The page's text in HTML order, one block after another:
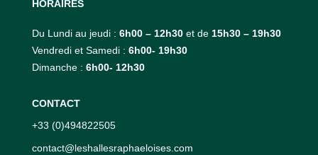
HORAIRES
Du Lundi au jeudi : 6h00 – 12h30et de 15h30 – 19h30
Vendredi et Samedi : 6h00- 19h30
Dimanche : 6h00- 12h30
CONTACT
+33 (0)494822505
contact@leshallesraphaeloises.com